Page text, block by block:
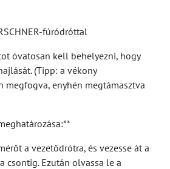
fúródróttal
óvatosan kell behelyezni, hogy
(Tipp: a vékony
enyhén megtámasztva
a vezetődrótra, és vezesse át a
csontig. Ezután olvassa le a